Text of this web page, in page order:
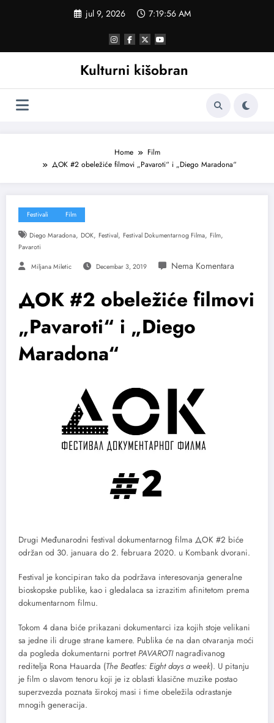
jul 9, 2026 7:19:56 AM
Kulturni kišobran
Home
Film
ДОК #2 obeležiće filmovi „Pavaroti“ i „Diego Maradona“
Festivali Film
Diego Maradona, DOK, Festival, Festival Dokumentarnog Filma, Film,
Pavaroti
Miljana Miletic Decembar 3, 2019
ДОК #2 obeležiće filmovi
„Pavaroti“ i „Diego
Maradona“
Drugi Međunarodni festival dokumentarnog filma ДОК #2 biće
održan od 30. januara do 2. februara 2020. u Kombank dvorani.
Festival je koncipiran tako da podržava interesovanja generalne
bioskopske publike, kao i gledalaca sa izrazitim afinitetom prema
dokumentarnom filmu.
Tokom 4 dana biće prikazani dokumentarci iza kojih stoje velikani
sa jedne ili druge strane kamere. Publika će na dan otvaranja moći
da pogleda dokumentarni portretPAVAROTInagrađivanog
reditelja Rona Hauarda (The Beatles: Eight days a week). U pitanju
je film o slavom tenoru koji je iz oblasti klasične muzike postao
superzvezda poznata širokoj masi i time obeležila odrastanje
mnogih generacija.